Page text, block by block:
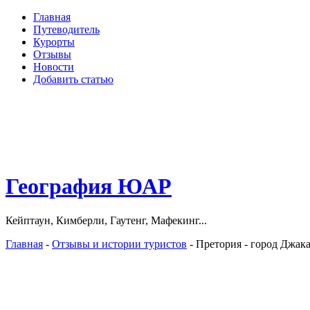
Главная
Путеводитель
Курорты
Отзывы
Новости
Добавить статью
География ЮАР
Кейптаун, Кимберли, Гаутенг, Мафекинг...
Главная - Отзывы и истории туристов - Претория - город